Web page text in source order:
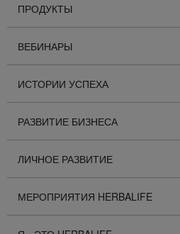
ПРОДУКТЫ
ВЕБИНАРЫ
ИСТОРИИ УСПЕХА
РАЗВИТИЕ БИЗНЕСА
ЛИЧНОЕ РАЗВИТИЕ
МЕРОПРИЯТИЯ HERBALIFE